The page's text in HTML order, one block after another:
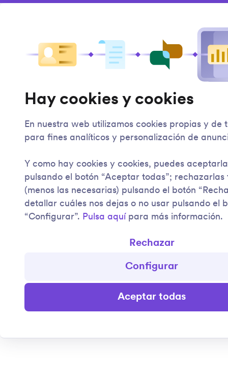
Hay cookies y cookies
En nuestra web utilizamos cookies propias y de
para fines analíticos y personalización de
Y como hay cookies y cookies, puedes
pulsando el botón “Aceptar todas”; rechazarlas
(menos las necesarias) pulsando el botón
detallar cuáles nos dejas o no usar pulsando el
“Configurar”. Pulsa aquí para más información.
Rechazar
Configurar
Aceptar todas